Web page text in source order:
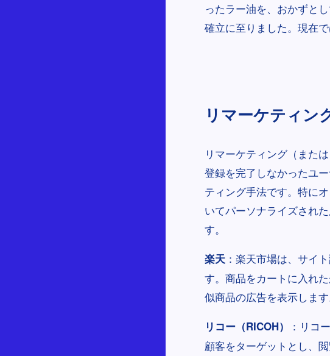
ったラー油を、おかずと
確立に至りました。現在
リマーケティン
リマーケティング（また
登録を完了しなかったユ
ティング手法です。特に
いてパーソナライズされ
す。
楽天 ：楽天市場は、サイ
す。商品をカートに入れ
似商品の広告を表示します
リコー（RICOH）
：リコ
顧客をターゲットとし、